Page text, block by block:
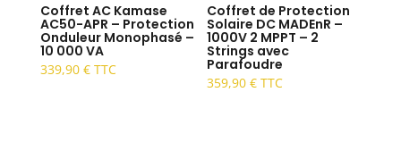
Coffret AC Kamase
AC50-APR – Protection
Onduleur Monophasé –
10 000 VA
339,90 € TTC
Coffret de Protection
Solaire DC MADEnR –
1000V 2 MPPT – 2
Strings avec
Parafoudre
359,90€ TTC